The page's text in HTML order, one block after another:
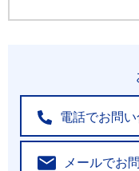
電話でお問
メールでお